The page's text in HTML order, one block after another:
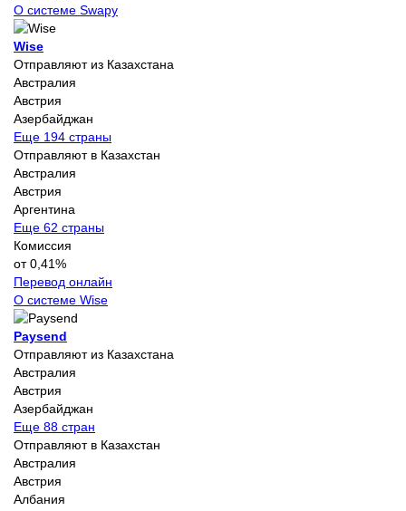
О системе Swapy
Wise
Отправляют из Казахстана
Австралия
Австрия
Азербайджан
Еще 194 страны
Отправляют в Казахстан
Австралия
Австрия
Аргентина
Еще 62 страны
Комиссия
от 0,41%
Перевод онлайн
О системе Wise
Paysend
Отправляют из Казахстана
Австралия
Австрия
Азербайджан
Еще 88 стран
Отправляют в Казахстан
Австралия
Австрия
Албания